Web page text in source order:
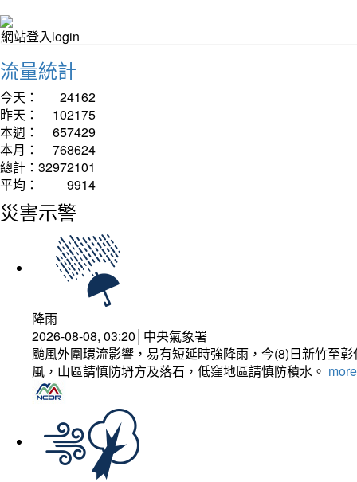
網站登入login
流量統計
今天：
24162
昨天：
102175
本週：
657429
本月：
768624
總計： 32972101
平均：
9914
災害示警
降雨
2026-08-08, 03:20│中央氣象署
颱風外圍環流影響，易有短延時強降雨，今(8)日新竹至
風，山區請慎防坍方及落石，低窪地區請慎防積水。